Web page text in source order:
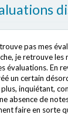
pas mes
je retrouve
évaluations. En
un certain
inquiétant,
absence de
faire en sorte